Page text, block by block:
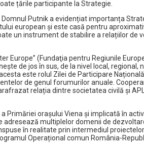
țările participante la Strategie.
Putnik a evidențiat importanța
european și este casă pentru
un instrument de stabilire a relațiilor de
Europe” (Fundaţia pentru Regiunile
de jos în sus, de la nivel local, regional,
este rolul Zilei de Participare
de genul forumurilor anuale.
relația dintre societatea civilă și
Primăriei orașului Viena și implicată în
multiplelor domenii de
în realitate prin intermediul
Operațional comun România-